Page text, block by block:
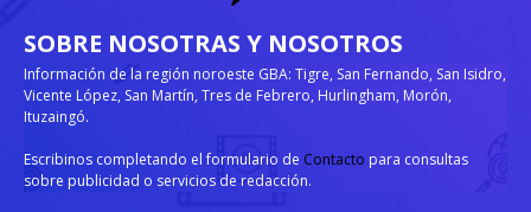
SOBRE NOSOTRAS Y NOSOTROS
Información de la región noroeste GBA: Tigre, San Fernando, San Isidro,
Vicente López, San Martín, Tres de Febrero, Hurlingham, Morón,
Ituzaingó.
Escribinos completando el formulario de Contacto para consultas
sobre publicidad o servicios de redacción.